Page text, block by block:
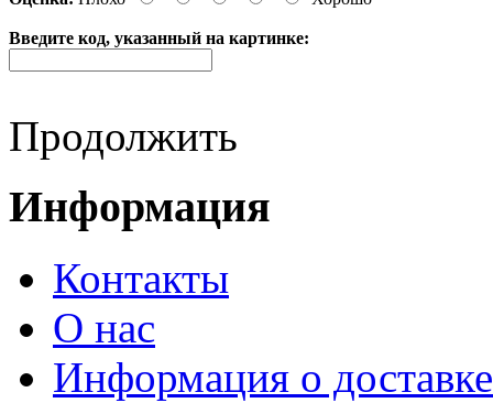
Введите код, указанный на картинке:
Продолжить
Информация
Контакты
О нас
Информация о доставке